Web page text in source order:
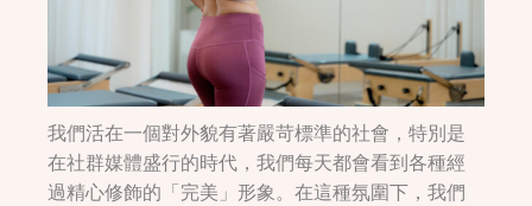
我們活在一個對外貌有著嚴苛標準的社會，特別是
在社群媒體盛行的時代，我們每天都會看到各種經
過精心修飾的「完美」形象。在這種氛圍下，我們